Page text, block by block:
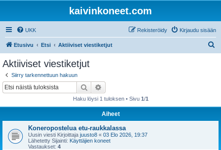
kaivinkoneet.com
UKK Kirjaudu sisään
Rekisteröidy
Etusivu Etsi Aktiiviset viestiketjut
Aktiiviset viestiketjut
Siirry tarkennettuun hakuun
Etsi
Haku löysi 1 tuloksen • Sivu 1/1
Aiheet
Koneropostelua etu-raukkalassa
Uusin viesti Kirjoittaja juusto8 « 03 Elo 2026, 19:37
Lähetetty Sijainti: Käyttäjien koneet
Vastaukset: 4